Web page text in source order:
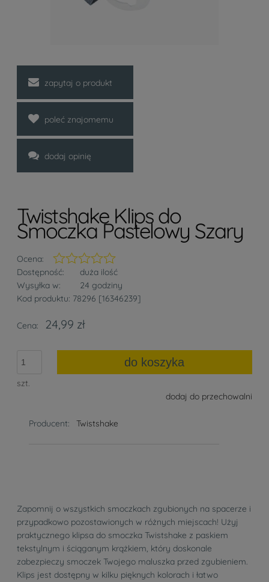
zapytaj o produkt
poleć znajomemu
dodaj opinię
Twistshake Klips do
Smoczka Pastelowy Szary
Ocena:
Dostępność:
duża ilość
Wysyłka w:
24 godziny
Kod produktu: 78296 [16346239]
Cena: 24,99 zł
szt.
do koszyka
dodaj do przechowalni
Producent: Twistshake
Zapomnij o wszystkich smoczkach zgubionych na spacerze i
przypadkowo pozostawionych w różnych miejscach! Użyj
praktycznego klipsa do smoczka Twistshake z paskiem
tekstylnym i ściąganym krążkiem, który doskonale
zabezpieczy smoczek Twojego maluszka przed zgubieniem.
Klips jest dostępny w kilku pięknych kolorach i łatwo